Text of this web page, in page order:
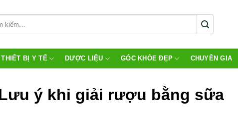
THIẾT BỊ Y TẾ DƯỢC LIỆU GÓC KHỎE ĐẸP CHUYÊN GIA
ý khi giải rượu bằng sữa